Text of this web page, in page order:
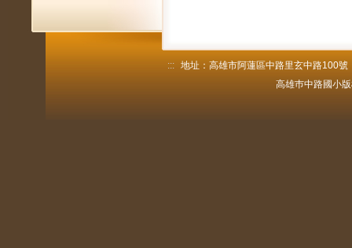
::: 地址：高雄市阿蓮區中路里玄中路100
高雄巿中路國小